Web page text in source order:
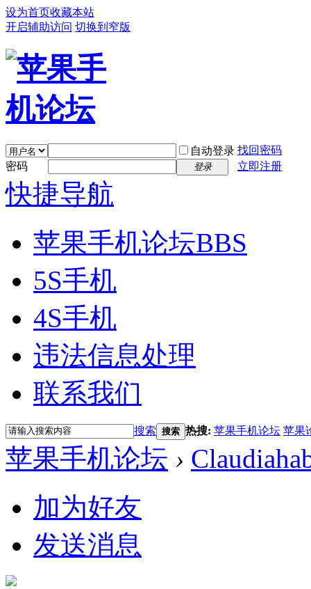
设为首页收藏本站
开启辅助访问 切换到窄版
自动登录 找回密码
密码
登录 立即注册
快捷导航
苹果手机论坛BBS
5S手机
4S手机
违法信息处理
联系我们
搜索 搜索 热搜: 苹果手机论坛 苹果
苹果手机论坛 ›
加为好友
发送消息